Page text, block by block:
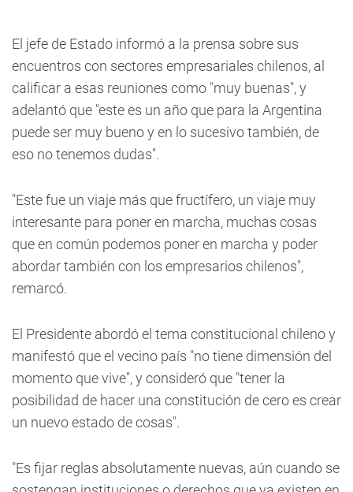
El jefe de Estado informó a la prensa sobre sus
encuentros con sectores empresariales chilenos, al
calificar a esas reuniones como "muy buenas", y
adelantó que "este es un año que para la Argentina
puede ser muy bueno y en lo sucesivo también, de
eso no tenemos dudas".
"Este fue un viaje más que fructífero, un viaje muy
interesante para poner en marcha, muchas cosas
que en común podemos poner en marcha y poder
abordar también con los empresarios chilenos",
remarcó.
El Presidente abordó el tema constitucional chileno y
manifestó que el vecino país "no tiene dimensión del
momento que vive", y consideró que "tener la
posibilidad de hacer una constitución de cero es crear
un nuevo estado de cosas".
"Es fijar reglas absolutamente nuevas, aún cuando se